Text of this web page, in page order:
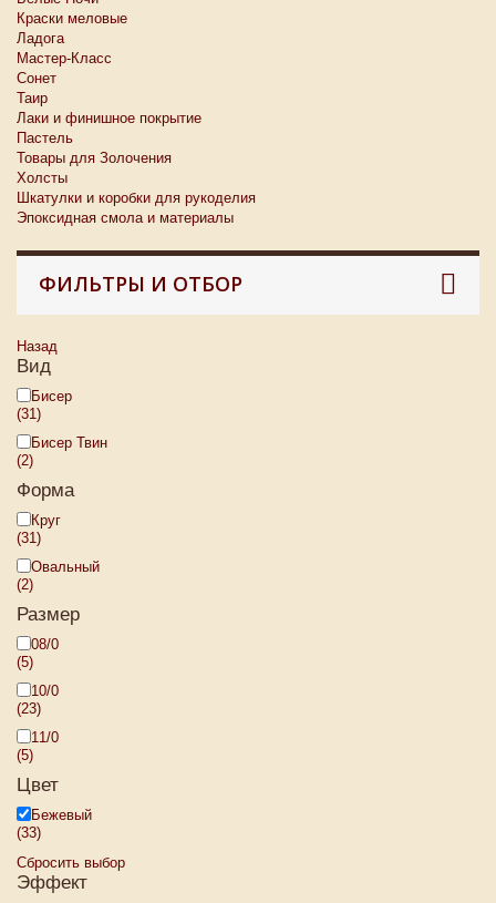
Краски меловые
Ладога
Мастер-Класс
Сонет
Таир
Лаки и финишное покрытие
Пастель
Товары для Золочения
Холсты
Шкатулки и коробки для рукоделия
Эпоксидная смола и материалы
ФИЛЬТРЫ И ОТБОР
Назад
Вид
Бисер
(31)
Бисер Твин
(2)
Форма
Круг
(31)
Овальный
(2)
Размер
08/0
(5)
10/0
(23)
11/0
(5)
Цвет
Бежевый
(33)
Сбросить выбор
Эффект